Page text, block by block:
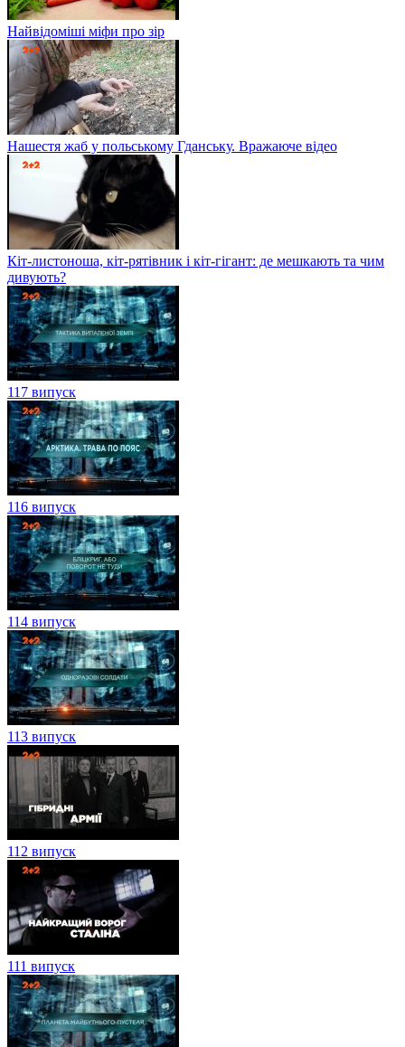
Найвідоміші міфи про зір
Нашестя жаб у польському Гданську. Вражаюче відео
Кіт-листоноша, кіт-рятівник і кіт-гігант: де мешкають та чим
дивують?
117 випуск
116 випуск
114 випуск
113 випуск
112 випуск
111 випуск